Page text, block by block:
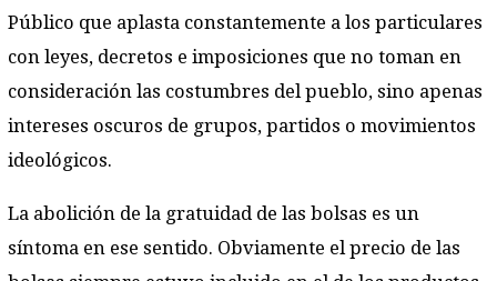
Público que aplasta constantemente a los particulares
con leyes, decretos e imposiciones que no toman en
consideración las costumbres del pueblo, sino apenas
intereses oscuros de grupos, partidos o movimientos
ideológicos.
La abolición de la gratuidad de las bolsas es un
síntoma en ese sentido. Obviamente el precio de las